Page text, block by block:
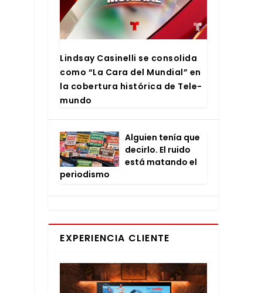
Lind­say Casi­ne­lli se con­so­li­da
como “La Cara del Mun­dial” en
la cober­tu­ra his­tó­ri­ca de Tele­
mun­do
Alguien tenía que
decir­lo. El rui­do
está matan­do el
perio­dis­mo
EXPERIENCIA CLIENTE